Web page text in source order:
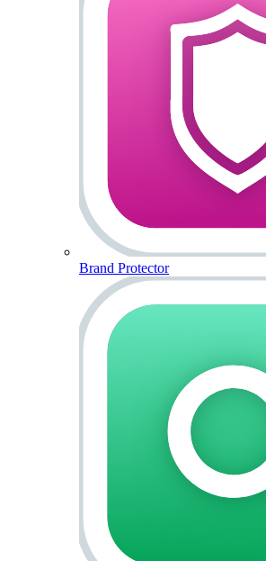
Brand Protector